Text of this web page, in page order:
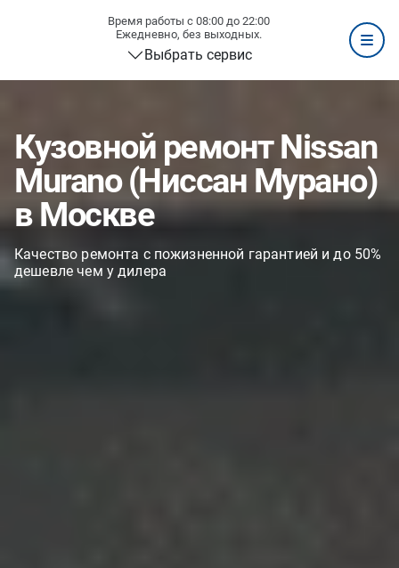
Время работы с 08:00 до 22:00
Ежедневно, без выходных.
Выбрать сервис
Кузовной ремонт Nissan
Murano (Ниссан Мурано)
в Москве
Качество ремонта с пожизненной гарантией и до 50%
дешевле чем у дилера